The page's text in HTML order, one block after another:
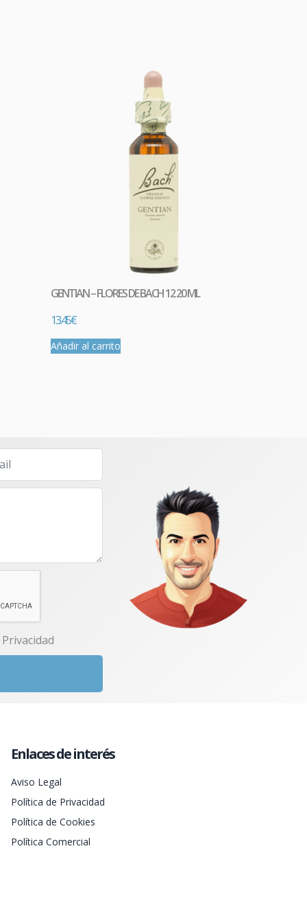
GENTIAN – FLORES DE BACH 12 20 ML
13.45€
Añadir al carrito
Enlaces de interés
Aviso Legal
Política de Privacidad
Política de Cookies
Política Comercial